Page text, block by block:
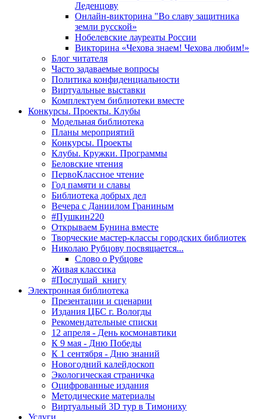
Леденцову
Онлайн-викторина "Во славу защитника
земли русской»
Нобелевские лауреаты России
Викторина «Чехова знаем! Чехова любим!»
Блог читателя
Часто задаваемые вопросы
Политика конфиденциальности
Виртуальные выставки
Комплектуем библиотеки вместе
Конкурсы. Проекты. Клубы
Модельная библиотека
Планы мероприятий
Конкурсы. Проекты
Клубы. Кружки. Программы
Беловские чтения
ПервоКлассное чтение
Год памяти и славы
Библиотека добрых дел
Вечера с Даниилом Граниным
#Пушкин220
Открываем Бунина вместе
Творческие мастер-классы городских библиотек
Николаю Рубцову посвящается...
Слово о Рубцове
Живая классика
#Послушай_книгу
Электронная библиотека
Презентации и сценарии
Издания ЦБС г. Вологды
Рекомендательные списки
12 апреля - День космонавтики
К 9 мая - Дню Победы
К 1 сентября - Дню знаний
Новогодний калейдоскоп
Экологическая страничка
Оцифрованные издания
Методические материалы
Виртуальный 3D тур в Тимониху